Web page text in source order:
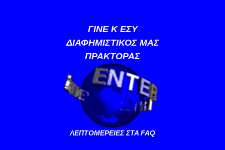
ΓΙΝΕ Κ ΕΣΥ
ΔΙΑΦΗΜΙΣΤΙΚΟΣ ΜΑΣ
ΠΡΑΚΤΟΡΑΣ
ΛΕΠΤΟΜΕΡΕΙΕΣ ΣΤΑ FAQ